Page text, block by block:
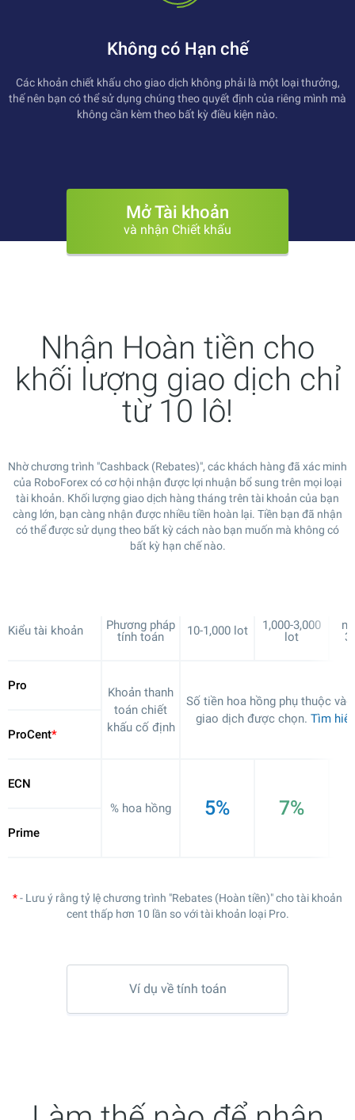
Không có Hạn chế
Các khoản chiết khấu cho giao dịch không phải là một loại thưởng,
thế nên bạn có thể sử dụng chúng theo quyết định của riêng mình mà
không cần kèm theo bất kỳ điều kiện nào.
Mở Tài khoản
và nhận Chiết khấu
Nhận Hoàn tiền cho
khối lượng giao dịch chỉ
từ 10 lô!
Nhờ chương trình "Cashback (Rebates)", các khách hàng đã xác minh
của RoboForex có cơ hội nhận được lợi nhuận bổ sung trên mọi loại
tài khoản. Khối lượng giao dịch hàng tháng trên tài khoản của bạn
càng lớn, bạn càng nhận được nhiều tiền hoàn lại. Tiền bạn đã nhận
có thể được sử dụng theo bất kỳ cách nào bạn muốn mà không có
bất kỳ hạn chế nào.
Kiểu tài khoản
Phương pháp
tính toán
10-1,000 lot
1,000-3,000
lot
Pro
Khoản thanh
toán chiết
khấu cố định
Số tiền hoa hồng phụ thuộc
giao dịch được chọn. Tìm
ProCent*
ECN
% hoa hồng
5% 7%
Prime
*- Lưu ý rằng tỷ lệ chương trình "Rebates (Hoàn tiền)" cho tài khoản
cent thấp hơn 10 lần so với tài khoản loại Pro.
Ví dụ về tính toán